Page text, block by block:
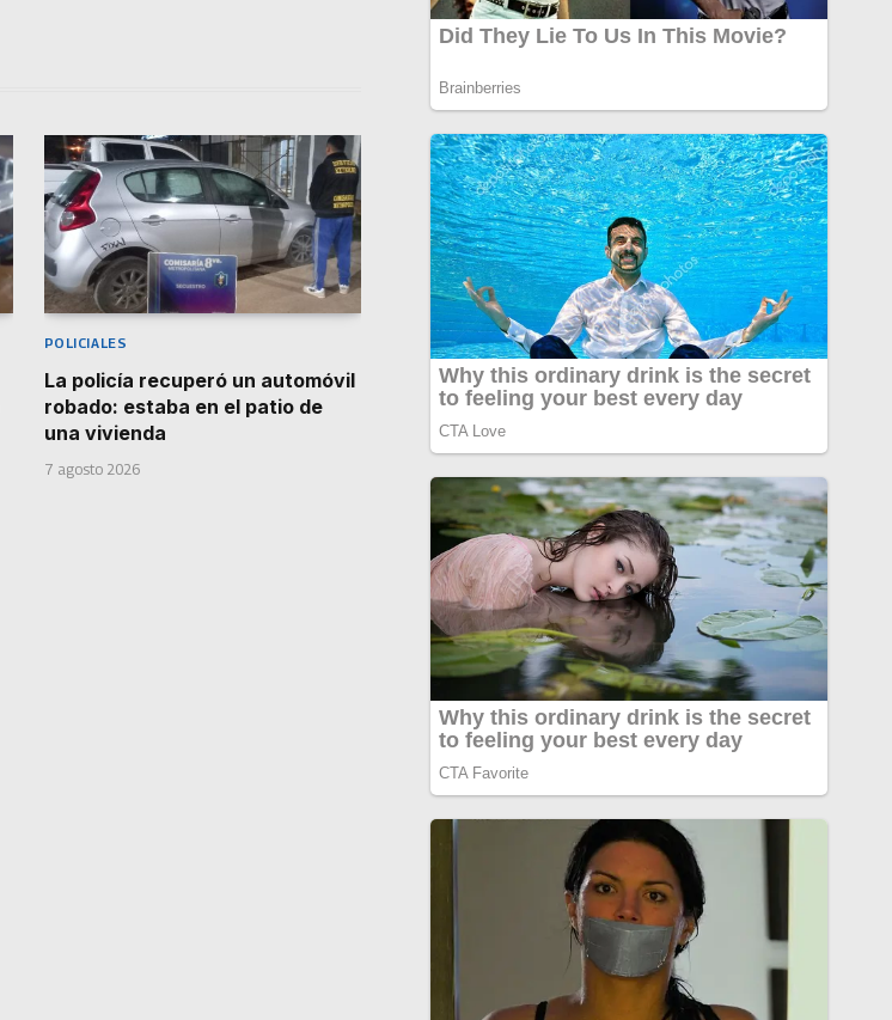
POLICIALES
La policía recuperó un automóvil
robado: estaba en el patio de
una vivienda
7 agosto 2026